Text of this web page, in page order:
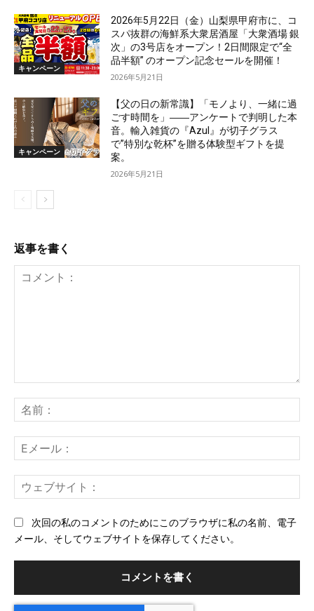
キャンペーン
2026年5月22日（金）山梨県甲府市に、コ
スパ抜群の海鮮系大衆居酒屋「大衆酒場 銀
次」の3号店をオープン！2日間限定で“全
品半額” のオープン記念セールを開催！
2026年5月21日
キャンペーン
【父の日の新常識】「モノより、一緒に過
ごす時間を」――アンケートで判明した本
音。輸入雑貨の『Azul』が切子グラス
で”特別な乾杯”を贈る体験型ギフトを提
案。
2026年5月21日
返事を書く
ン
ト：
前
メ
ー
ェ
次回の私のコメントのためにこのブラウザに私の名前、電子
メール、そしてウェブサイトを保存してください。